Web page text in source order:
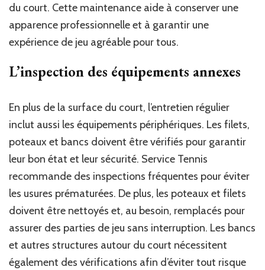
du court. Cette maintenance aide à conserver une
apparence professionnelle et à garantir une
expérience de jeu agréable pour tous.
L’inspection des équipements annexes
En plus de la surface du court, l’entretien régulier
inclut aussi les équipements périphériques. Les filets,
poteaux et bancs doivent être vérifiés pour garantir
leur bon état et leur sécurité. Service Tennis
recommande des inspections fréquentes pour éviter
les usures prématurées. De plus, les poteaux et filets
doivent être nettoyés et, au besoin, remplacés pour
assurer des parties de jeu sans interruption. Les bancs
et autres structures autour du court nécessitent
également des vérifications afin d’éviter tout risque